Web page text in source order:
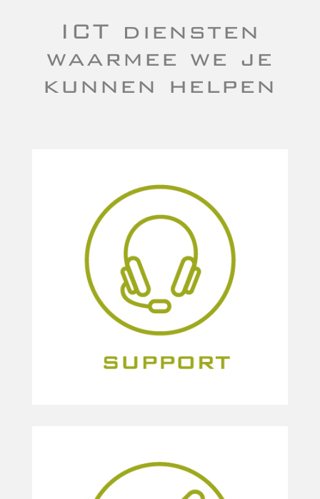
ICT diensten
waarmee we je
kunnen helpen